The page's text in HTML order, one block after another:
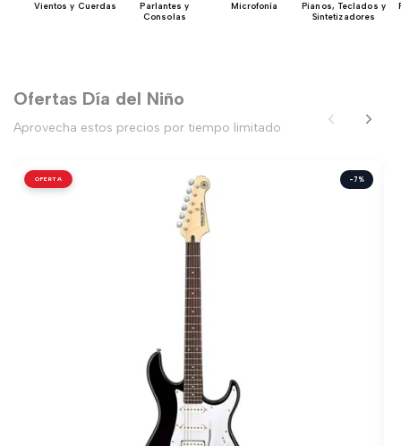
Vientos y Cuerdas
Parlantes y
Consolas
Microfonía
Pianos, Teclados y
Sintetizadores
Ofertas Día del Niño
Aprovecha estos precios por tiempo limitado
OFERTA -7%